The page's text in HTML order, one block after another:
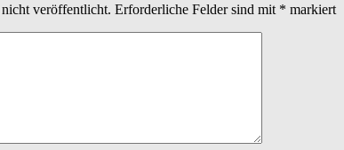
veröffentlicht. Erforderliche Felder sind mit * markiert